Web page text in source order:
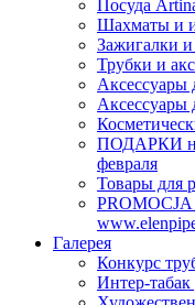
Посуда
Шахматы и
Зажигалки и
Трубки и
Аксессуары
Аксессуары
ПОДАРКИ на
февраля
Товары для
Галерея
Конкурс
Интер-